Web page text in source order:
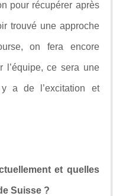
pour récupérer après
trouvé une approche
on fera encore
l’équipe, ce sera une
a de l’excitation et
et quelles
Suisse ?